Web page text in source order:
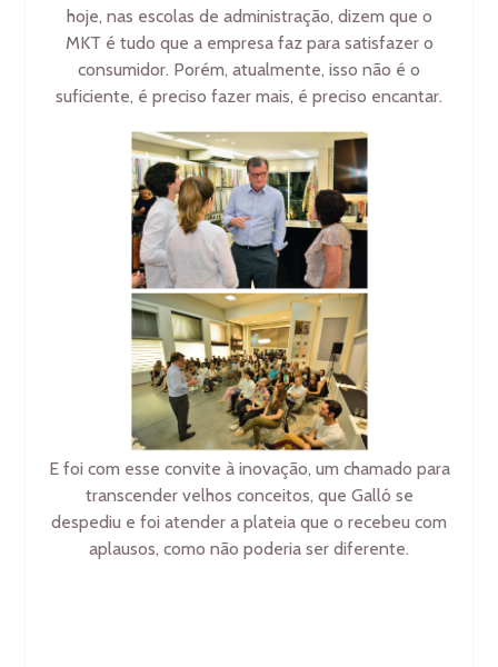
hoje, nas escolas de administração, dizem que o
MKT é tudo que a empresa faz para satisfazer o
consumidor. Porém, atualmente, isso não é o
suficiente, é preciso fazer mais, é preciso encantar.
E foi com esse convite à inovação, um chamado para
transcender velhos conceitos, que Galló se
despediu e foi atender a plateia que o recebeu com
aplausos, como não poderia ser diferente.